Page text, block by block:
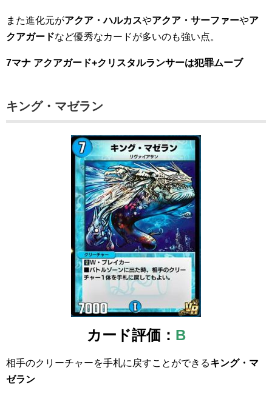
また進化元がアクア・ハルカスやアクア・サーファーやア
クアガードなど優秀なカードが多いのも強い点。
7マナ アクアガード+クリスタルランサーは犯罪ムーブ
キング・マゼラン
カード評価： B
相手のクリーチャーを手札に戻すことができるキング・マ
ゼラン